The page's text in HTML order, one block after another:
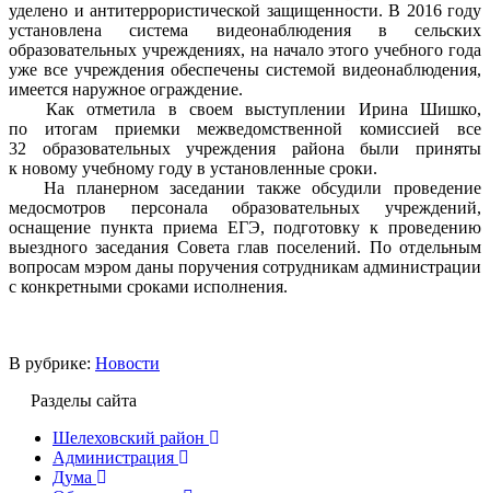
уделено и антитеррористической защищенности. В 2016 году
установлена система видеонаблюдения в сельских
образовательных учреждениях, на начало этого учебного года
уже все учреждения обеспечены системой видеонаблюдения,
имеется наружное ограждение.
Как отметила в своем выступлении Ирина Шишко,
по итогам приемки межведомственной комиссией все
32 образовательных учреждения района были приняты
к новому учебному году в установленные сроки.
На планерном заседании также обсудили проведение
медосмотров персонала образовательных учреждений,
оснащение пункта приема ЕГЭ, подготовку к проведению
выездного заседания Совета глав поселений. По отдельным
вопросам мэром даны поручения сотрудникам администрации
с конкретными сроками исполнения.
В рубрике: Новости
Разделы сайта
Шелеховский район
Администрация
Дума